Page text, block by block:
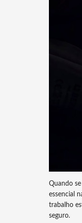
Quando
essencial
trabalho
seguro.